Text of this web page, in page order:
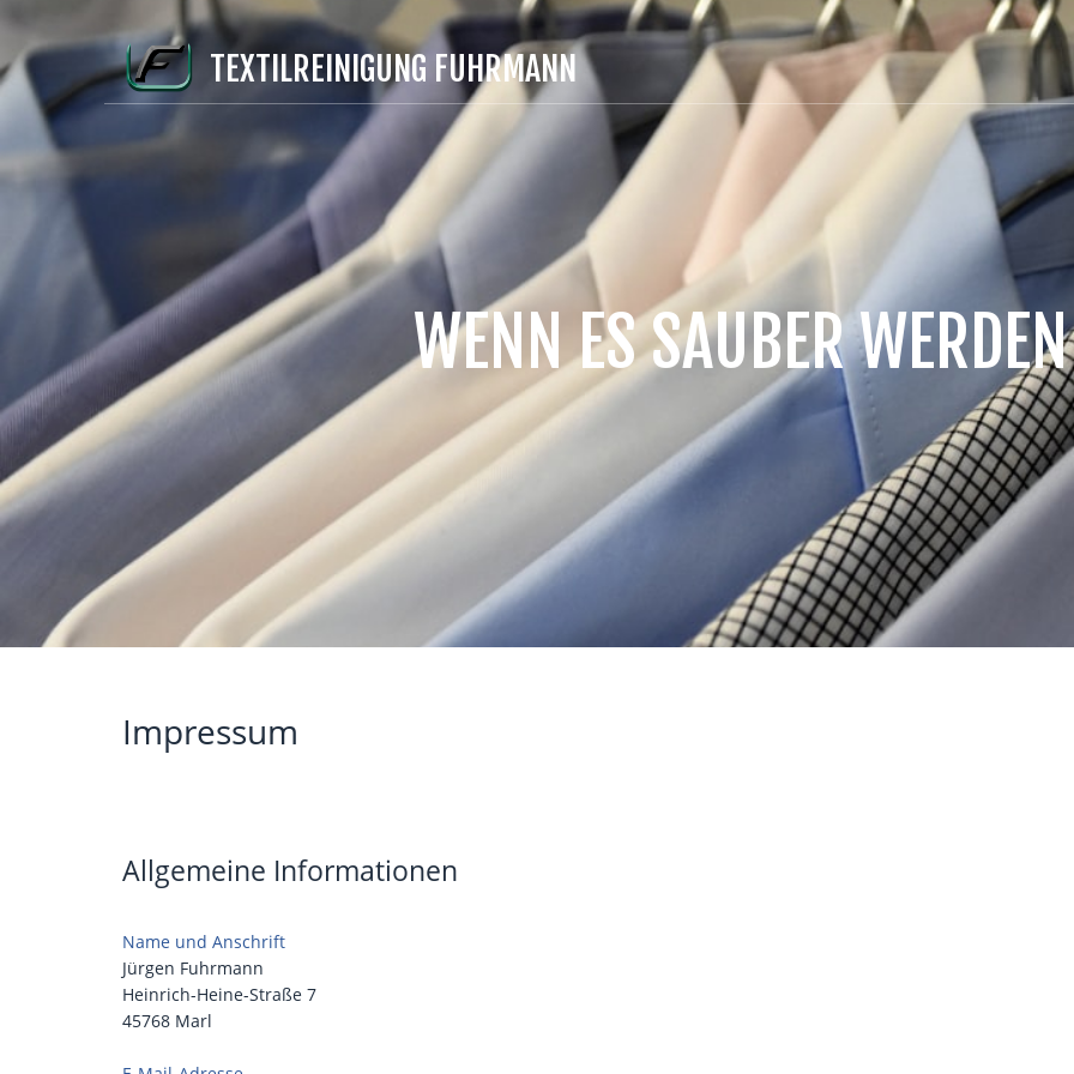
TEXTILREINIGUNG FUHRMANN
WENN ES SAUBER
Impressum
Allgemeine Informationen
Name und Anschrift
Jürgen Fuhrmann
Heinrich-Heine-Straße 7
45768 Marl